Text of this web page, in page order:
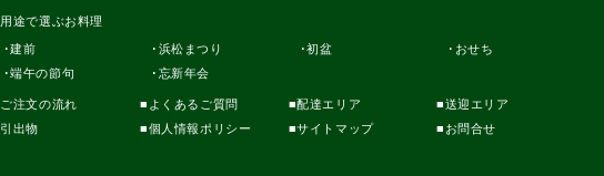
用途で選ぶお料理
建前 浜松まつり 初盆
おせち
端午の節句 忘新年会
ご注文の流れ よくあるご質問 配達エリア
送迎エリア
引出物 個人情報ポリシー サイトマップ
お問合せ